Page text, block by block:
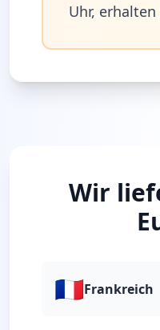
Uhr,
Wir
🇫🇷Frankreich